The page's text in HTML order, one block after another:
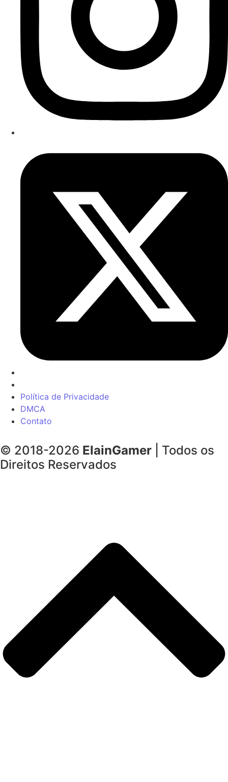
Política de Privacidade
DMCA
Contato
© 2018-2026 ElainGamer | Todos os
Direitos Reservados